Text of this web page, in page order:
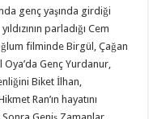
genç yaşında girdiği
parladığı Cem
filminde Birgül, Çağan
Oya’da Genç Yurdanur,
Biket İlhan,
Ran’ın hayatını